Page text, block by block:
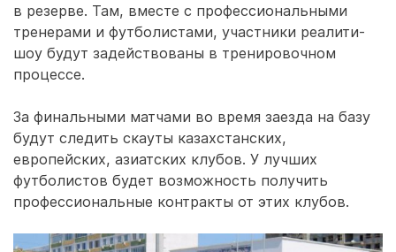
в резерве. Там, вместе с профессиональными
тренерами и футболистами, участники реалити-
шоу будут задействованы в тренировочном
процессе.
За финальными матчами во время заезда на базу
будут следить скауты казахстанских,
европейских, азиатских клубов. У лучших
футболистов будет возможность получить
профессиональные контракты от этих клубов.